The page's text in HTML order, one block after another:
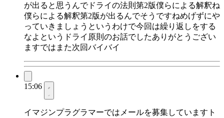
が出ると思うんでドライの法則第2版僕らによる解釈ね
僕らによる解釈第2版が出るんでそうですねめげずにや
っていきましょうというわけで今回は繰り返しをする
なよというドライ原則のお話でしたありがとうござい
ますではまた次回バイバイ
15:06
イマジンプラグラマーではメールを募集していますト